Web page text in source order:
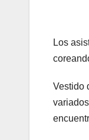
Los
Vestido